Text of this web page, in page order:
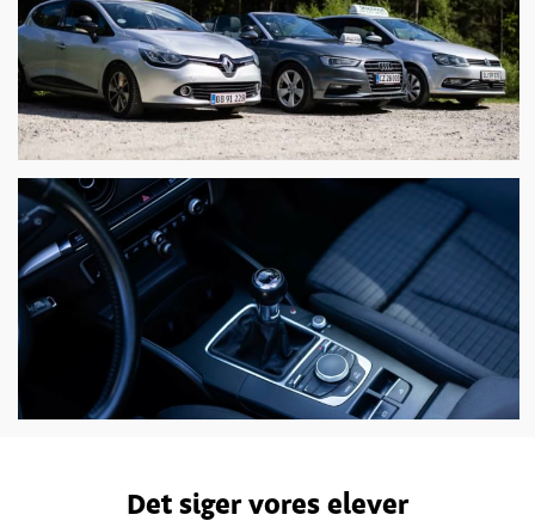
Det siger vores elever